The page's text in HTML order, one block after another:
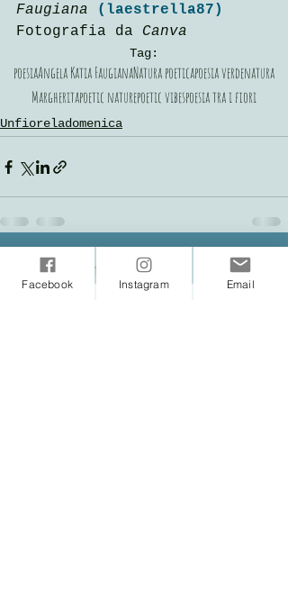
Faugiana
(laestrella87)
Fotografia da Canva
Tag:
poesiaAngela Katia FaugianaNatura poeticapoesia verdenatura
Margheritapoetic naturepoetic vibespoesia tra i fiori
Unfioreladomenica
Post recenti Mostra tutti
Facebook Instagram Email